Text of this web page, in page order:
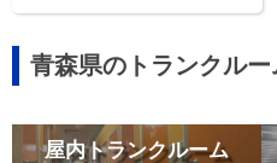
青森県のトランクル
屋内トランクルーム